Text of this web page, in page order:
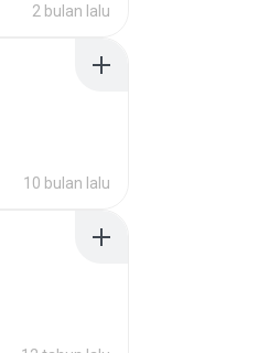
2 bulan lalu
10 bulan lalu